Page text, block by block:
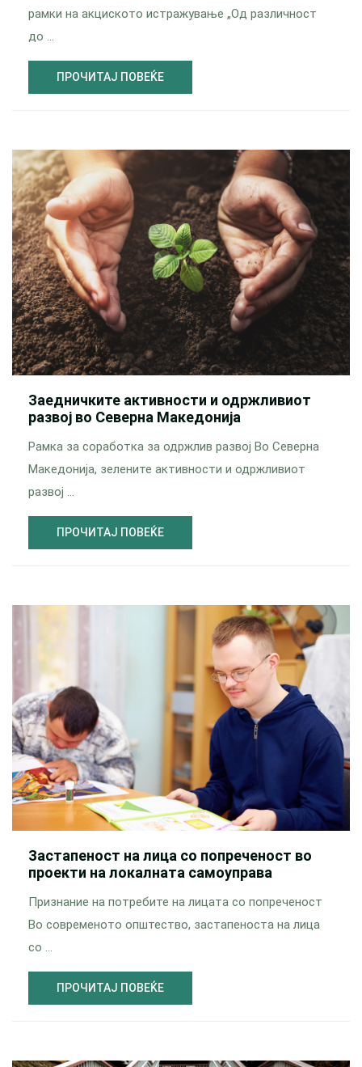
рамки на акциското истражување „Од различност
до …
ПРОЧИТАЈ ПОВЕЌЕ
Заедничките активности и одржливиот
развој во Северна Македонија
Рамка за соработка за одржлив развој Во Северна
Македонија, зелените активности и одржливиот
развој …
ПРОЧИТАЈ ПОВЕЌЕ
Застапеност на лица со попреченост во
проекти на локалната самоуправа
Признание на потребите на лицата со попреченост
Во современото општество, застапеноста на лица
со …
ПРОЧИТАЈ ПОВЕЌЕ